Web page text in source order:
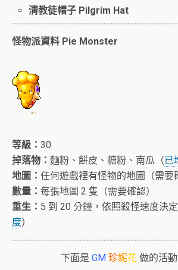
清教徒帽子 Pilgrim Hat
怪物派資料 Pie Monster
等級： 30
掉落物： 麵粉、餅皮、糖粉、南瓜（已
地圖： 任何遊戲裡有怪物的地圖（需要
數量： 每張地圖 2 隻（需要確認）
重生： 5 到 20 分鐘，依照殺怪速度決
度）
下面是 GM 珍妮花 做的活動